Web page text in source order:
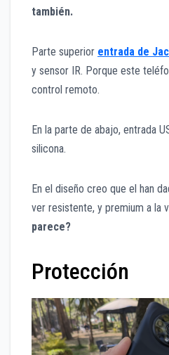
también.
Parte superior entrada de
y sensor IR. Porque este
control remoto.
En la parte de abajo, entrada
silicona.
En el diseño creo que el han
ver resistente, y premium a la
parece?
Protección